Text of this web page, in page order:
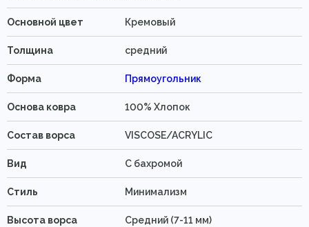
Основной цвет Кремовый
Толщина средний
Форма Прямоугольник
Основа ковра 100% Хлопок
Состав ворса VISCOSE/ACRYLIC
Вид C бахромой
Стиль Минимализм
Высота ворса Средний (7-11 мм)